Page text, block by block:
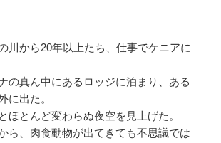
川から20年以上たち、仕事でケニアに
の真ん中にあるロッジに泊まり、ある
に出た。
ほとんど変わらぬ夜空を見上げた。
ら、肉食動物が出てきても不思議では